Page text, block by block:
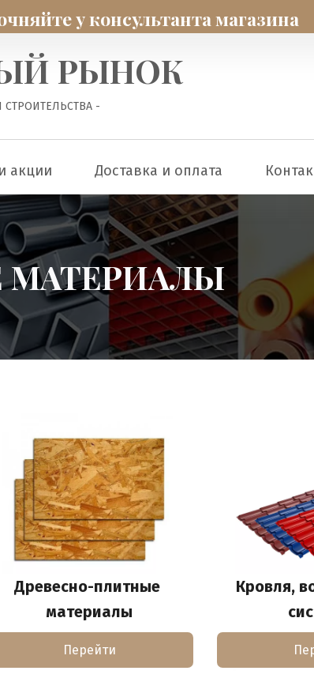
у консультанта магазина
РЫНОК
-
акции Доставка и оплата
МАТЕРИАЛЫ
Древесно-плитные
материалы
Перейти
Кровля,